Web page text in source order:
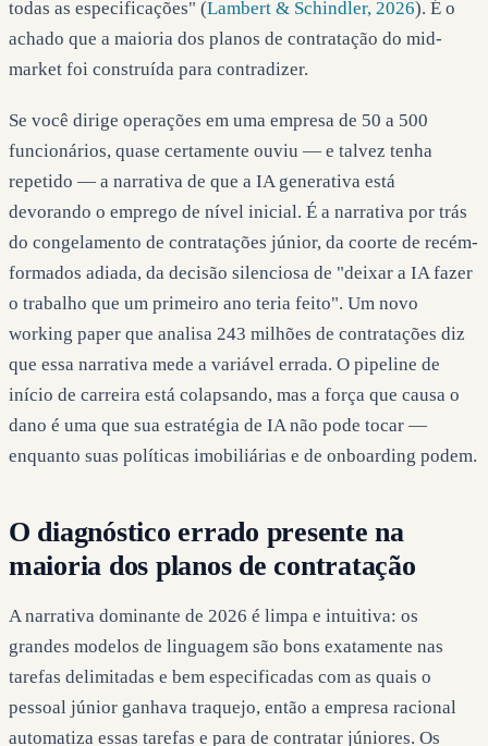
todas as especificações" (Lambert & Schindler, 2026). É o
achado que a maioria dos planos de contratação do mid-
market foi construída para contradizer.
Se você dirige operações em uma empresa de 50 a 500
funcionários, quase certamente ouviu — e talvez tenha
repetido — a narrativa de que a IA generativa está
devorando o emprego de nível inicial. É a narrativa por trás
do congelamento de contratações júnior, da coorte de recém-
formados adiada, da decisão silenciosa de "deixar a IA fazer
o trabalho que um primeiro ano teria feito". Um novo
working paper que analisa 243 milhões de contratações diz
que essa narrativa mede a variável errada. O pipeline de
início de carreira está colapsando, mas a força que causa o
dano é uma que sua estratégia de IA não pode tocar —
enquanto suas políticas imobiliárias e de onboarding podem.
O diagnóstico errado presente na
maioria dos planos de contratação
A narrativa dominante de 2026 é limpa e intuitiva: os
grandes modelos de linguagem são bons exatamente nas
tarefas delimitadas e bem especificadas com as quais o
pessoal júnior ganhava traquejo, então a empresa racional
automatiza essas tarefas e para de contratar júniores. Os